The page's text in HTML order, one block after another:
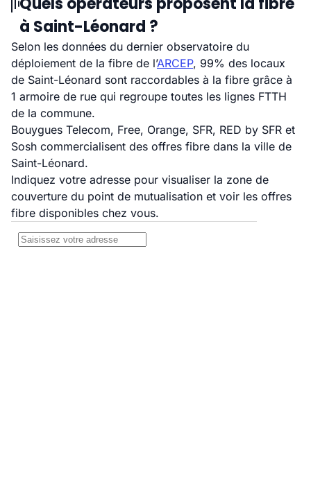
à Saint-Léonard ?
Selon les données du dernier observatoire du
déploiement de la fibre de l’ARCEP, 99% des locaux
de Saint-Léonard sont raccordables à la fibre grâce à
1 armoire de rue qui regroupe toutes les lignes FTTH
de la commune.
Bouygues Telecom, Free, Orange, SFR, RED by SFR et
Sosh commercialisent des offres fibre dans la ville de
Saint-Léonard.
Indiquez votre adresse pour visualiser la zone de
couverture du point de mutualisation et voir les offres
fibre disponibles chez vous.